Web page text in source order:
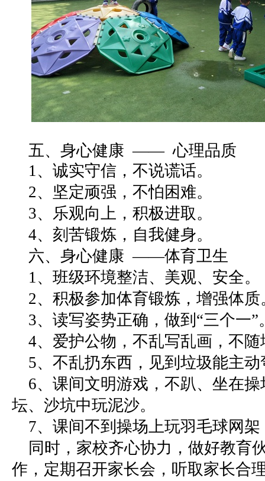
五、身心健康 —— 心理品质
1、诚实守信，不说谎话。
2、坚定顽强，不怕困难。
3、乐观向上，积极进取。
4、刻苦锻炼，自我健身。
六、身心健康 ——体育卫生
1、班级环境整洁、美观、安全
2、积极参加体育锻炼，增强体
3、读写姿势正确，做到“三个一
4、爱护公物，不乱写乱画，不
5、不乱扔东西，见到垃圾能主
6、课间文明游戏，不趴、坐在
坛、沙坑中玩泥沙。
7、课间不到操场上玩羽毛球网
同时，家校齐心协力，做好教育
作，定期召开家长会，听取家长合